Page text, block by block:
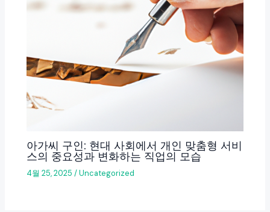
아가씨 구인: 현대 사회에서 개인 맞춤형 서비
스의 중요성과 변화하는 직업의 모습
4월 25, 2025/Uncategorized